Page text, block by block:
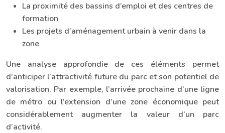
La proximité des bassins d’emploi et des centres de
formation
Les projets d’aménagement urbain à venir dans la
zone
Une analyse approfondie de ces éléments permet
d’anticiper l’attractivité future du parc et son potentiel de
valorisation. Par exemple, l’arrivée prochaine d’une ligne
de métro ou l’extension d’une zone économique peut
considérablement augmenter la valeur d’un parc
d’activité.